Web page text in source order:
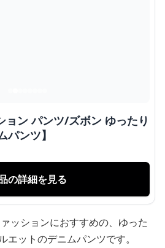
ョン パンツ/ズボン ゆったり
パンツ】
の詳細を見る
ッションにおすすめの、ゆった
エットのデニムパンツです。